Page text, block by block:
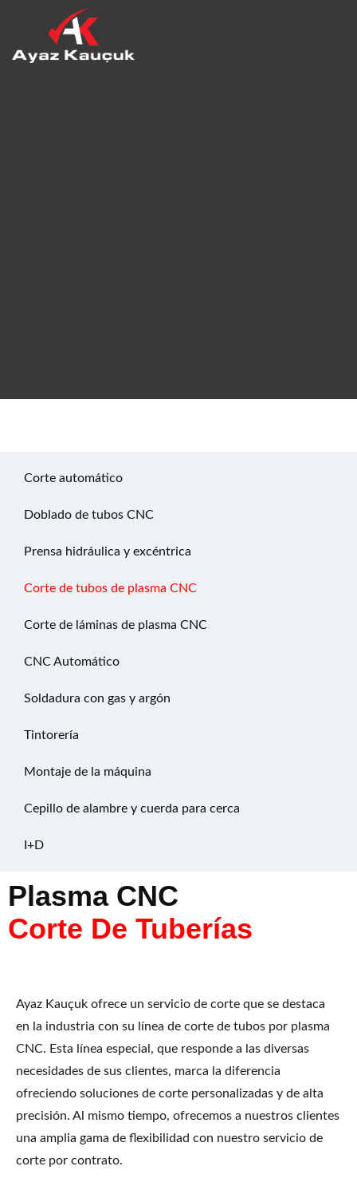
Corte automático
Doblado de tubos CNC
Prensa hidráulica y excéntrica
Corte de tubos de plasma CNC
Corte de láminas de plasma CNC
CNC Automático
Soldadura con gas y argón
Tintorería
Montaje de la máquina
Cepillo de alambre y cuerda para cerca
I+D
Plasma CNC
Corte De Tuberías
Ayaz Kauçuk ofrece un servicio de corte que se destaca
en la industria con su línea de corte de tubos por plasma
CNC. Esta línea especial, que responde a las diversas
necesidades de sus clientes, marca la diferencia
ofreciendo soluciones de corte personalizadas y de alta
precisión. Al mismo tiempo, ofrecemos a nuestros clientes
una amplia gama de flexibilidad con nuestro servicio de
corte por contrato.